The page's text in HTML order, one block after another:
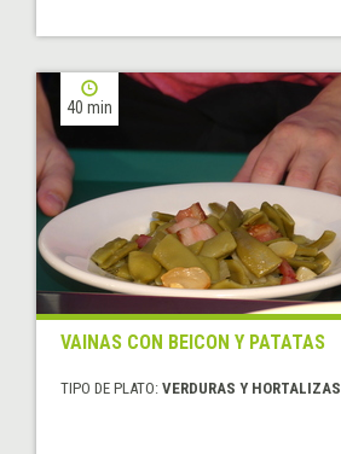
40 min
VAINAS CON BEICON Y PATATAS
TIPO DE PLATO: VERDURAS Y HORTALIZAS